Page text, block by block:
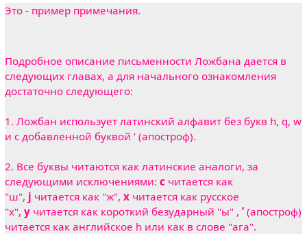
Это - пример примечания.
Подробное описание письменности Ложбана дается в
следующих главах, а для начального ознакомления
достаточно следующего:
1. Ложбан использует латинский алфавит без букв h, q, w
и с добавленной буквой ’ (апостроф).
2. Все буквы читаются как латинские аналоги, за
следующими исключениями: считается как
"ш", j читается как "ж", хчитается как русское
"х", yчитается как короткий безударный "ы" , ’(апостроф)
читается как английское h или как в слове "ага".